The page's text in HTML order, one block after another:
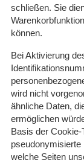
schließen. Sie
können.
Bei Aktivierung
wird nicht
ähnliche Daten,
ermöglichen
Basis der Cookie-
pseudonymisierte
welche Seiten